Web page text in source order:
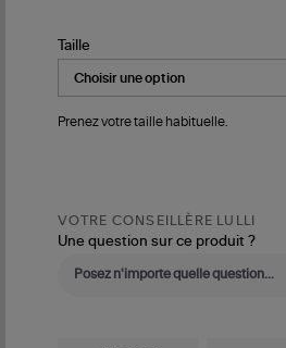
Taille
Prenez votre taille habituelle.
VOTRE CONSEILLÈRE LULLI
Une question sur ce produit ?